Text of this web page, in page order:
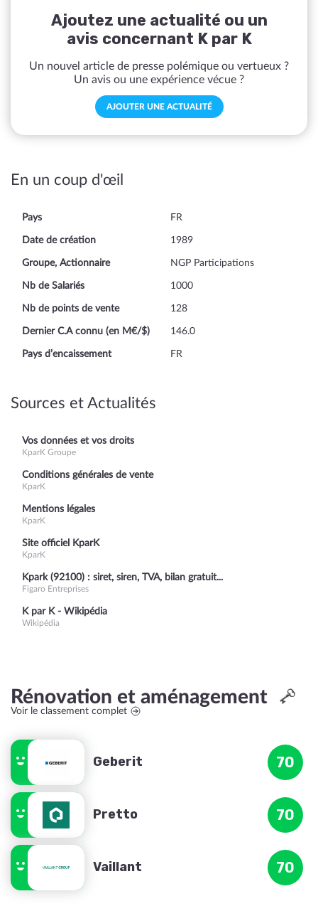
Ajoutez une actualité ou un
avis concernant K par K
Un nouvel article de presse polémique ou vertueux ?
Un avis ou une expérience vécue ?
AJOUTER UNE ACTUALITÉ
En un coup d'œil
Pays FR
Date de création 1989
Groupe, Actionnaire NGP Participations
Nb de Salariés 1000
Nb de points de vente 128
Dernier C.A connu (en M€/$) 146.0
Pays d’encaissement FR
Sources et Actualités
Vos données et vos droits
KparK Groupe
Conditions générales de vente
KparK
Mentions légales
KparK
Site officiel KparK
KparK
Kpark (92100) : siret, siren, TVA, bilan gratuit...
Figaro Entreprises
K par K - Wikipédia
Wikipédia
Rénovation et aménagement
Voir le classement complet
Geberit 70
Pretto 70
Vaillant 70